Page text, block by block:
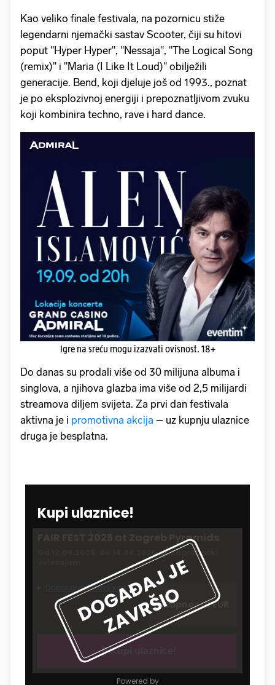
Kao veliko finale festivala, na pozornicu stiže
legendarni njemački sastav Scooter, čiji su hitovi
poput "Hyper Hyper", "Nessaja", "The Logical Song
(remix)" i "Maria (I Like It Loud)" obilježili
generacije. Bend, koji djeluje još od 1993., poznat
je po eksplozivnoj energiji i prepoznatljivom zvuku
koji kombinira techno, rave i hard dance.
Igre na sreću mogu izazvati ovisnost. 18+
Do danas su prodali više od 30 milijuna albuma i
singlova, a njihova glazba ima više od 2,5 milijardi
streamova diljem svijeta. Za prvi dan festivala
aktivna je i promotivna akcija – uz kupnju ulaznice
druga je besplatna.